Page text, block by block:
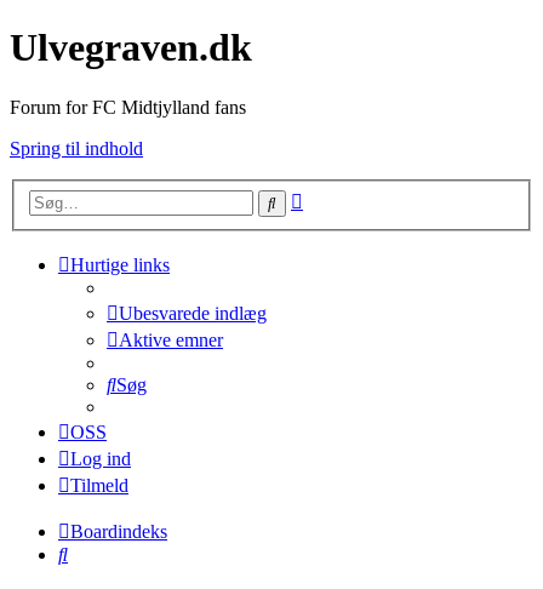
Ulvegraven.dk
Forum for FC Midtjylland fans
Spring til indhold
Søg
Hurtige links
Ubesvarede indlæg
Aktive emner
Søg
OSS
Log ind
Tilmeld
Boardindeks
Søg